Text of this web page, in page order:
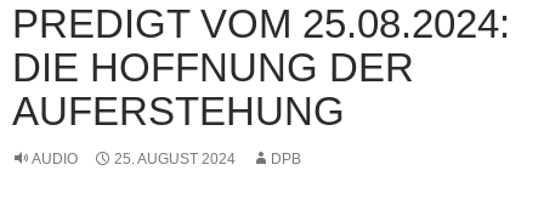
PREDIGT VOM 25.08.2024:
DIE HOFFNUNG DER
AUFERSTEHUNG
AUDIO 25. AUGUST 2024 DPB